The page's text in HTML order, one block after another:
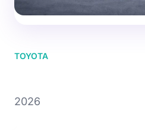
TOYOTA
2026